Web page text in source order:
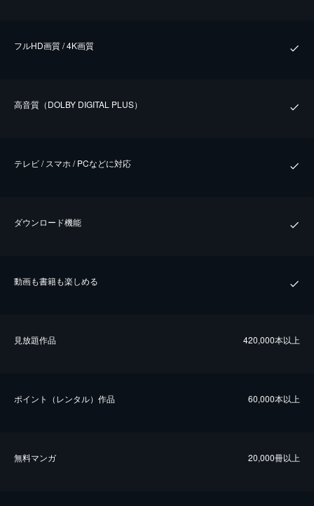
フルHD画質 / 4K画質
⾼⾳質（DOLBY DIGITAL PLUS）
テレビ / スマホ / PCなどに対応
ダウンロード機能
動画も書籍も楽しめる
⾒放題作品 420,000本以上
ポイント（レンタル）作品 60,000本以上
無料マンガ 20,000冊以上